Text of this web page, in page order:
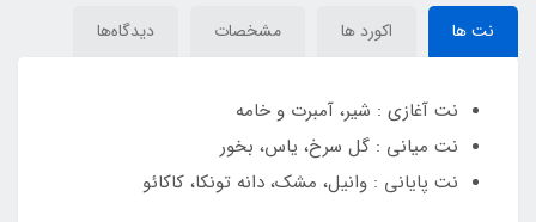
نت ها اکورد ها مشخصات دیدگاه‌ها
نت آغازی : شیر، آمبرت و خامه
نت میانی : گل سرخ، یاس، بخور
نت پایانی : وانیل، مشک، دانه تونکا، کاکائو